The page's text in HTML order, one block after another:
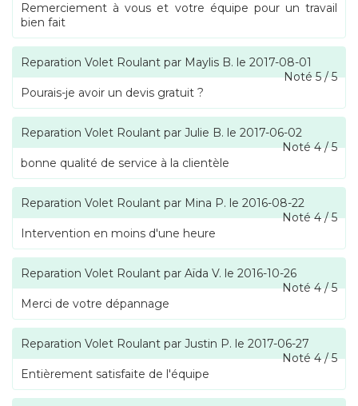
Remerciement à vous et votre équipe pour un travail
bien fait
Reparation Volet Roulant par Maylis B. le 2017-08-01
Noté5/5
Pourais-je avoir un devis gratuit ?
Reparation Volet Roulant par Julie B. le 2017-06-02
Noté4/5
bonne qualité de service à la clientèle
Reparation Volet Roulant par Mina P. le 2016-08-22
Noté4/5
Intervention en moins d'une heure
Reparation Volet Roulant par Aïda V. le 2016-10-26
Noté4/5
Merci de votre dépannage
Reparation Volet Roulant par Justin P. le 2017-06-27
Noté4/5
Entièrement satisfaite de l'équipe